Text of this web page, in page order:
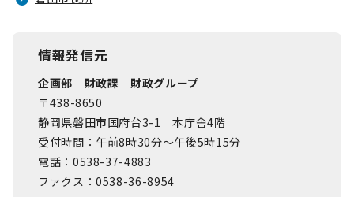
情報発信元
企画部 財政課 財政グループ
〒438-8650
静岡県磐田市国府台3-1 本庁舎4階
受付時間：午前8時30分～午後5時15分
電話：0538-37-4883
ファクス：0538-36-8954